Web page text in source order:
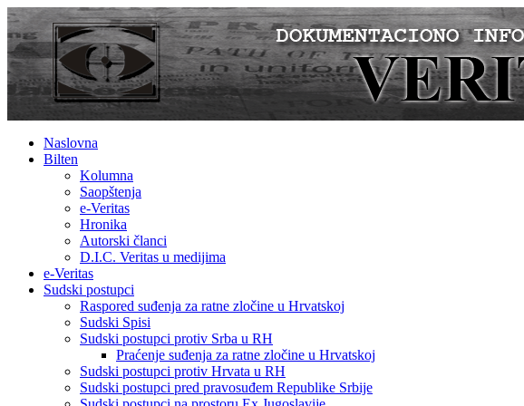
Naslovna
Bilten
Kolumna
Saopštenja
e-Veritas
Hronika
Autorski članci
D.I.C. Veritas u medijima
e-Veritas
Sudski postupci
Raspored suđenja za ratne zločine u Hrvatskoj
Sudski Spisi
Sudski postupci protiv Srba u RH
Praćenje suđenja za ratne zločine u Hrvatskoj
Sudski postupci protiv Hrvata u RH
Sudski postupci pred pravosuđem Republike Srbije